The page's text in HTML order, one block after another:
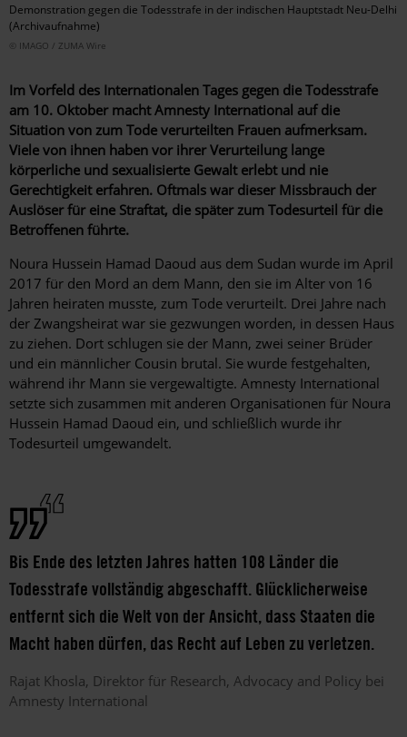
Demonstration gegen die Todesstrafe in der indischen Hauptstadt Neu-Delhi
(Archivaufnahme)
© IMAGO / ZUMA Wire
Im Vorfeld des Internationalen Tages gegen die Todesstrafe
am 10. Oktober macht Amnesty International auf die
Situation von zum Tode verurteilten Frauen aufmerksam.
Viele von ihnen haben vor ihrer Verurteilung lange
körperliche und sexualisierte Gewalt erlebt und nie
Gerechtigkeit erfahren. Oftmals war dieser Missbrauch der
Auslöser für eine Straftat, die später zum Todesurteil für die
Betroffenen führte.
Noura Hussein Hamad Daoud aus dem Sudan wurde im April
2017 für den Mord an dem Mann, den sie im Alter von 16
Jahren heiraten musste, zum Tode verurteilt. Drei Jahre nach
der Zwangsheirat war sie gezwungen worden, in dessen Haus
zu ziehen. Dort schlugen sie der Mann, zwei seiner Brüder
und ein männlicher Cousin brutal. Sie wurde festgehalten,
während ihr Mann sie vergewaltigte. Amnesty International
setzte sich zusammen mit anderen Organisationen für Noura
Hussein Hamad Daoud ein, und schließlich wurde ihr
Todesurteil umgewandelt.
Bis Ende des letzten Jahres hatten 108 Länder die
Todesstrafe vollständig abgeschafft. Glücklicherweise
entfernt sich die Welt von der Ansicht, dass Staaten die
Macht haben dürfen, das Recht auf Leben zu verletzen.
Rajat Khosla Direktor für Research, Advocacy and Policy bei
Amnesty International